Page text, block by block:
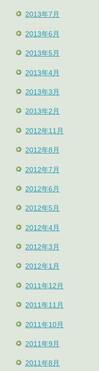
2013年7月
2013年6月
2013年5月
2013年4月
2013年3月
2013年2月
2012年11月
2012年8月
2012年7月
2012年6月
2012年5月
2012年4月
2012年3月
2012年1月
2011年12月
2011年11月
2011年10月
2011年9月
2011年8月